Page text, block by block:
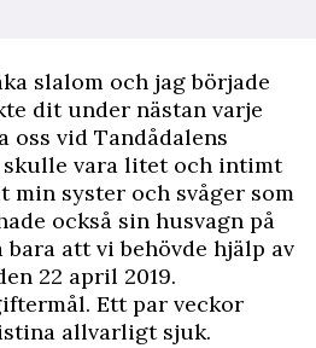
slalom och jag började
dit under nästan varje
oss vid Tandådalens
vara litet och intimt
min syster och svåger som
också sin husvagn på
bara att vi behövde hjälp av
22 april 2019.
Ett par veckor
allvarligt sjuk.